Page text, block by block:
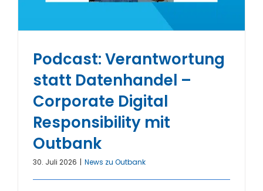
Podcast: Verantwortung
statt Datenhandel –
Corporate Digital
Responsibility mit
Outbank
30. Juli 2026 | News zu Outbank